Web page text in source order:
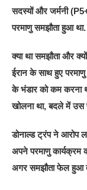
सदस्यों और जर्मनी
परमाणु समझौता हुआ था.
क्या था समझौता और
ईरान के साथ हुए
के भंडार को कम करना
खोलना था, बदले में उस
डोनाल्ड ट्रंप ने आरोप
अपने परमाणु कार्यक्रम
अगर समझौता फेल हुआ